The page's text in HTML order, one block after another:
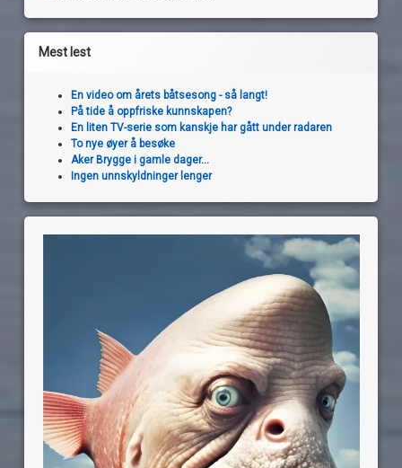
Mest lest
En video om årets båtsesong - så langt!
På tide å oppfriske kunnskapen?
En liten TV-serie som kanskje har gått under radaren
To nye øyer å besøke
Aker Brygge i gamle dager...
Ingen unnskyldninger lenger